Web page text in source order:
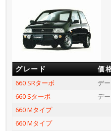
グレード 価
660 SRターボ デ
660 Sターボ
デ
660 Mタイプ
660 Mタイプ